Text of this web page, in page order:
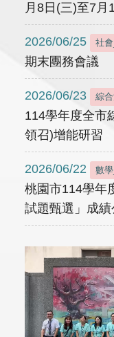
月8日(三)至7月
2026/06/25 社
期末團務會議
2026/06/23 綜
114學年度全市
領召)增能研習
2026/06/22 數
桃園市114學年
試題甄選」成績